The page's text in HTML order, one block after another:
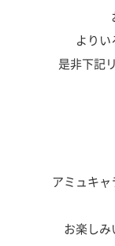
よりい
是非下記
アミュキャ
お楽しみ